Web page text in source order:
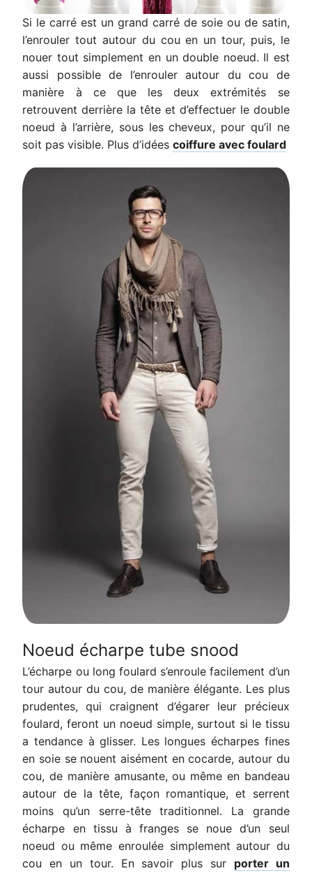
Si le carré est un grand carré de soie ou de satin,
l’enrouler tout autour du cou en un tour, puis, le
nouer tout simplement en un double noeud. Il est
aussi possible de l’enrouler autour du cou de
manière à ce que les deux extrémités se
retrouvent derrière la tête et d’effectuer le double
noeud à l’arrière, sous les cheveux, pour qu’il ne
soit pas visible. Plus d’idéescoiffure avec foulard
Noeud écharpe tube snood
L’écharpe ou long foulard s’enroule facilement d’un
tour autour du cou, de manière élégante. Les plus
prudentes, qui craignent d’égarer leur précieux
foulard, feront un noeud simple, surtout si le tissu
a tendance à glisser. Les longues écharpes fines
en soie se nouent aisément en cocarde, autour du
cou, de manière amusante, ou même en bandeau
autour de la tête, façon romantique, et serrent
moins qu’un serre-tête traditionnel. La grande
écharpe en tissu à franges se noue d’un seul
noeud ou même enroulée simplement autour du
cou en un tour. En savoir plus sur porter un